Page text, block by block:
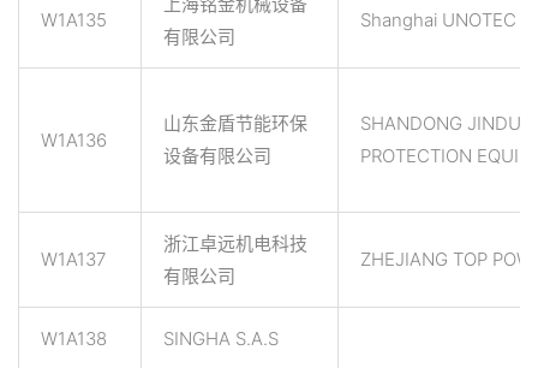
W1A135
上海铭金机械设备
有限公司
Shanghai UNOTEC
W1A136
山东金盾节能环保
设备有限公司
SHANDONG JINDUN
PROTECTION
W1A137
浙江卓远机电科技
有限公司
ZHEJIANG TOP
W1A138 SINGHA S.A.S